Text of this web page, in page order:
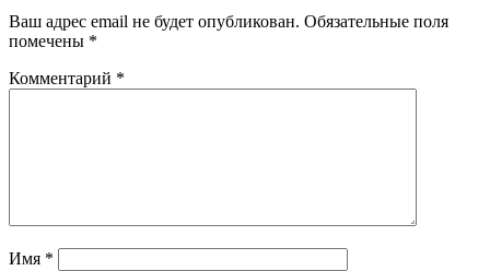
Ваш адрес email не будет опубликован. Обязательные поля
помечены *
Комментарий *
Имя *